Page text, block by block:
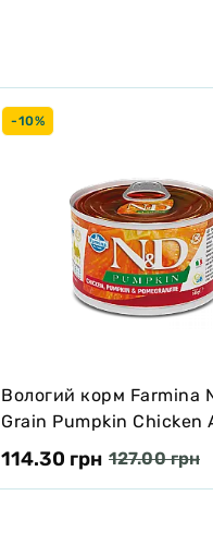
-10%
Вологий корм Farmina
Grain Pumpkin Chicken
Mini для собак дрібних
гарбуз/курка/гранат,
114.30 грн 127.00 грн